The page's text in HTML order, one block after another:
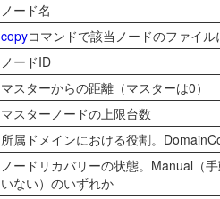
ノード名
copyコマンドで該当ノードのファイ
ノードID
マスターからの距離（マスターは0）
マスターノードの上限台数
所属ドメインにおける役割。
ノードリカバリーの状態。Manual（
いない）のいずれか